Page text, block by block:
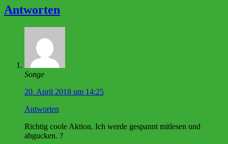
Antworten
Songe
20. April 2018 um 14:25
Antworten
Richtig coole Aktion. Ich werde gespannt mitlesen und
abgucken. ?